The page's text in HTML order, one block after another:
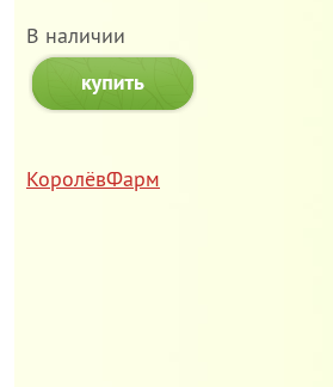
В наличии
КоролёвФарм